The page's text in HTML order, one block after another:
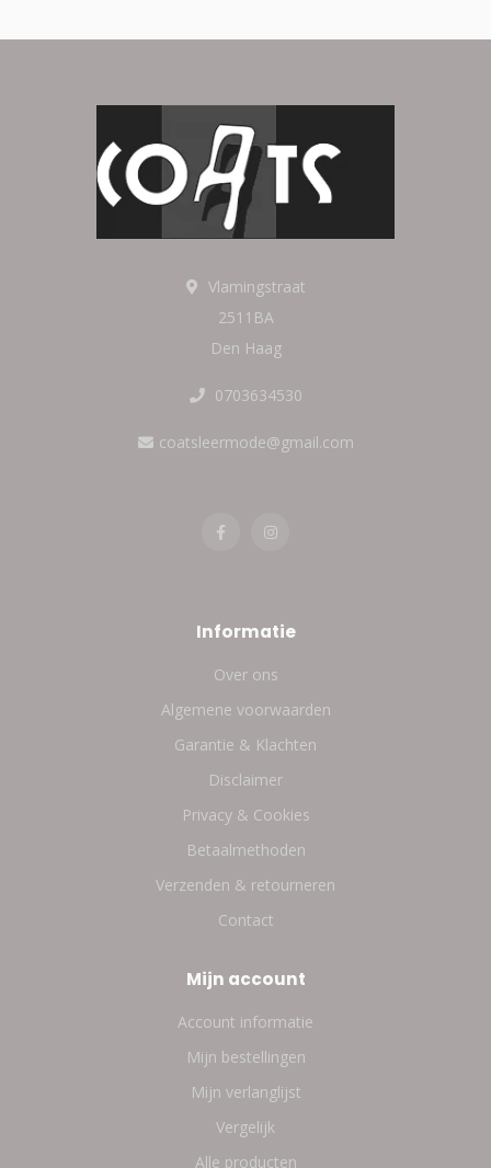
Vlamingstraat
2511BA
Den Haag
0703634530
coatsleermode@gmail.com
Informatie
Over ons
Algemene voorwaarden
Garantie & Klachten
Disclaimer
Privacy & Cookies
Betaalmethoden
Verzenden & retourneren
Contact
Mijn account
Account informatie
Mijn bestellingen
Mijn verlanglijst
Vergelijk
Alle producten